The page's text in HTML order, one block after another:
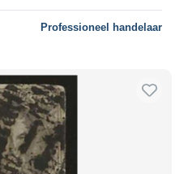
Professioneel handelaar